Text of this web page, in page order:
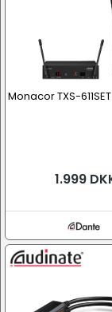
Monacor TXS-
1.999